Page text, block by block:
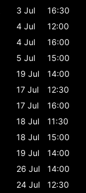
3 Jul
16:30
4 Jul
12:00
4 Jul
16:00
5 Jul
15:00
19 Jul
14:00
17 Jul
12:30
17 Jul
16:00
18 Jul
11:30
18 Jul
15:00
19 Jul
14:00
26 Jul
14:00
24 Jul
12:30